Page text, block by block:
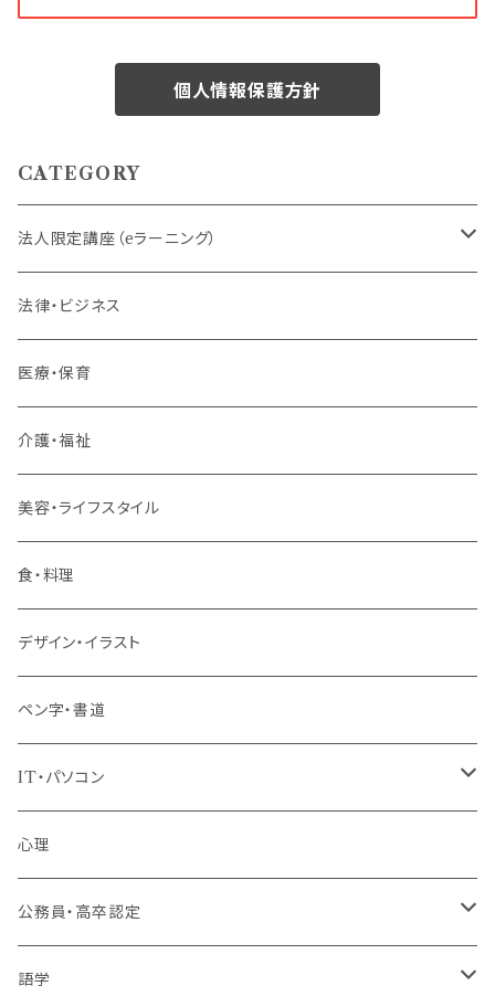
個人情報保護方針
CATEGORY
法人限定講座（eラーニング）
内定者・新入社員
若手社員・中堅社員
リーダー（主任・係長）
管理職
階層共通
パッケージプラン
法律・ビジネス
医療・保育
介護・福祉
美容・ライフスタイル
食・料理
デザイン・イラスト
ペン字・書道
IT・パソコン
MOS（ﾏｲｸﾛｿﾌﾄｵﾌｨｽｽﾍﾟｼｬﾘｽﾄ）講座
プログラミング・Web制作入門講座
1コース受講
その他 IT・パソコン
心理
公務員・高卒認定
高卒認定講座
語学